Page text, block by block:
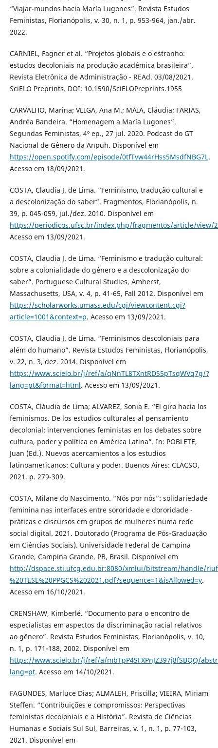
“Viajar-mundos hacia María Lugones”. Revista Estudos
Feministas, Florianópolis, v. 30, n. 1, p. 953-964, jan./abr.
2022.
CARNIEL, Fagner et al. “Projetos globais e o estranho:
estudos decoloniais na produção acadêmica brasileira”.
Revista Eletrônica de Administração - REAd. 03/08/2021.
SciELO Preprints. DOI: 10.1590/SciELOPreprints.1955
CARVALHO, Marina; VEIGA, Ana M.; MAIA, Cláudia; FARIAS,
Andréa Bandeira. “Homenagem a María Lugones”.
Segundas Feministas, 4º ep., 27 jul. 2020. Podcast do GT
Nacional de Gênero da Anpuh. Disponível em
https://open.spotify.com/episode/0tfTvw44rHss5MsdfNBG7L.
Acesso em 18/09/2021.
COSTA, Claudia J. de Lima. “Feminismo, tradução cultural e
a descolonização do saber”. Fragmentos, Florianópolis, n.
39, p. 045-059, jul./dez. 2010. Disponível em
https://periodicos.ufsc.br/index.php/fragmentos/article/view/
Acesso em 13/09/2021.
COSTA, Claudia J. de Lima. “Feminismo e tradução cultural:
sobre a colonialidade do gênero e a descolonização do
saber”. Portuguese Cultural Studies, Amherst,
Massachusetts, USA, v. 4, p. 41-65, Fall 2012. Disponível em
https://scholarworks.umass.edu/cgi/viewcontent.cgi?
article=1001&context=p. Acesso em 13/09/2021.
COSTA, Claudia J. de Lima. “Feminismos descoloniais para
além do humano”. Revista Estudos Feministas, Florianópolis,
v. 22, n. 3, dez. 2014. Disponível em
https://www.scielo.br/j/ref/a/qNnTL8TXntRD55pTsqWVq7g/?
lang=pt&format=html. Acesso em 13/09/2021.
COSTA, Cláudia de Lima; ALVAREZ, Sonia E. “El giro hacia los
feminismos. De los estudios culturales al pensamiento
decolonial: intervenciones feministas en los debates sobre
cultura, poder y política en América Latina”. In: POBLETE,
Juan (Ed.). Nuevos acercamientos a los estudios
latinoamericanos: Cultura y poder. Buenos Aires: CLACSO,
2021. p. 279-309.
COSTA, Milane do Nascimento. “Nós por nós”: solidariedade
feminina nas interfaces entre sororidade e dororidade -
práticas e discursos em grupos de mulheres numa rede
social digital. 2021. Doutorado (Programa de Pós-Graduação
em Ciências Sociais). Universidade Federal de Campina
Grande, Campina Grande, PB, Brasil. Disponível em
http://dspace.sti.ufcg.edu.br:8080/xmlui/bitstream/handle/
%20TESE%20PPGCS%202021.pdf?sequence=1&isAllowed=y.
Acesso em 16/10/2021.
CRENSHAW, Kimberlé. “Documento para o encontro de
especialistas em aspectos da discriminação racial relativos
ao gênero”. Revista Estudos Feministas, Florianópolis, v. 10,
n. 1, p. 171-188, 2002. Disponível em
https://www.scielo.br/j/ref/a/mbTpP4SFXPnJZ397j8fSBQQ/
lang=pt. Acesso em 14/10/2021.
FAGUNDES, Marluce Dias; ALMALEH, Priscilla; VIEIRA, Miriam
Steffen. “Contribuições e compromissos: Perspectivas
feministas decoloniais e a História”. Revista de Ciências
Humanas e Sociais Sul Sul, Barreiras, v. 1, n. 1, p. 77-103,
2021. Disponível em